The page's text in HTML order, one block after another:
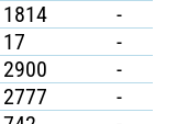
1814 -
17 -
2900 -
2777 -